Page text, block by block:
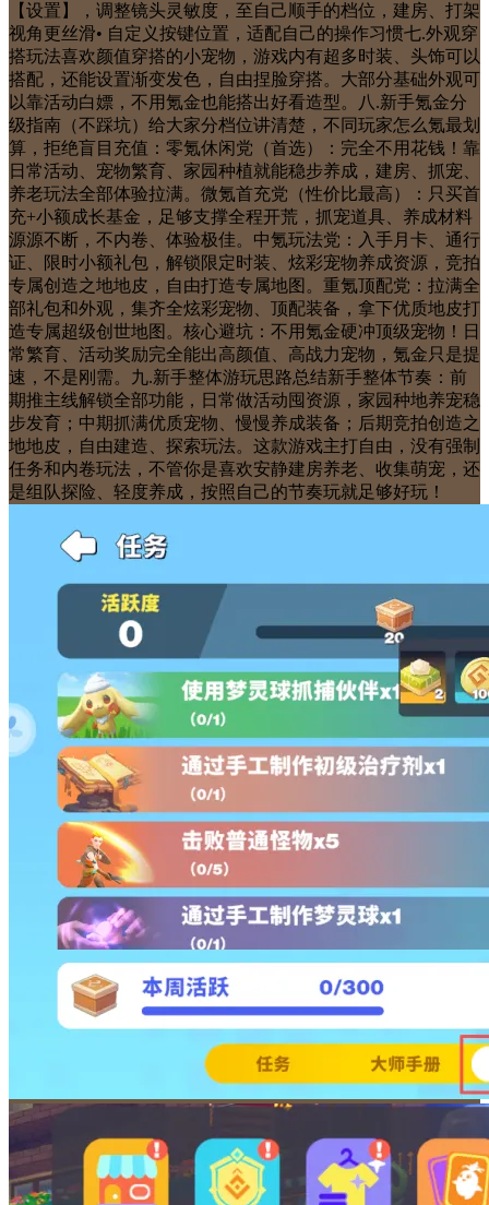
【设置】，调整镜头灵敏度，至自己顺手的档位，建房、打架
视角更丝滑• 自定义按键位置，适配自己的操作习惯七.外观穿
搭玩法喜欢颜值穿搭的小宠物，游戏内有超多时装、头饰可以
搭配，还能设置渐变发色，自由捏脸穿搭。大部分基础外观可
以靠活动白嫖，不用氪金也能搭出好看造型。八.新手氪金分
级指南（不踩坑）给大家分档位讲清楚，不同玩家怎么氪最划
算，拒绝盲目充值：零氪休闲党（首选）：完全不用花钱！靠
日常活动、宠物繁育、家园种植就能稳步养成，建房、抓宠、
养老玩法全部体验拉满。微氪首充党（性价比最高）：只买首
充+小额成长基金，足够支撑全程开荒，抓宠道具、养成材料
源源不断，不内卷、体验极佳。中氪玩法党：入手月卡、通行
证、限时小额礼包，解锁限定时装、炫彩宠物养成资源，竞拍
专属创造之地地皮，自由打造专属地图。重氪顶配党：拉满全
部礼包和外观，集齐全炫彩宠物、顶配装备，拿下优质地皮打
造专属超级创世地图。核心避坑：不用氪金硬冲顶级宠物！日
常繁育、活动奖励完全能出高颜值、高战力宠物，氪金只是提
速，不是刚需。九.新手整体游玩思路总结新手整体节奏：前
期推主线解锁全部功能，日常做活动囤资源，家园种地养宠稳
步发育；中期抓满优质宠物、慢慢养成装备；后期竞拍创造之
地地皮，自由建造、探索玩法。这款游戏主打自由，没有强制
任务和内卷玩法，不管你是喜欢安静建房养老、收集萌宠，还
是组队探险、轻度养成，按照自己的节奏玩就足够好玩！